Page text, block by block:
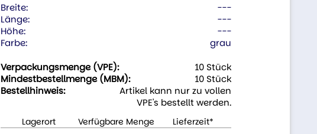
Breite:
---
Länge:
---
Höhe:
---
Farbe:
grau
Verpackungsmenge (VPE):
10 Stück
Mindestbestellmenge (MBM):
10 Stück
Bestellhinweis:
Artikel kann nur zu vollen
VPE's bestellt werden.
Lagerort Verfügbare Menge
Lieferzeit*